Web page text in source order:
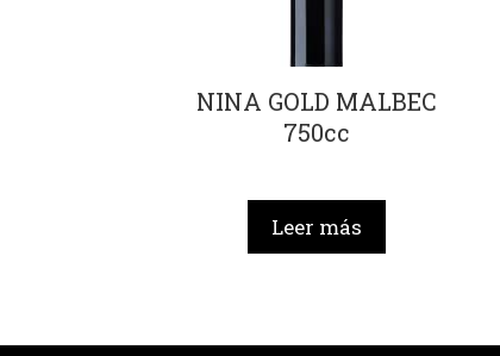
NINA GOLD MALBEC
750cc
Leer más